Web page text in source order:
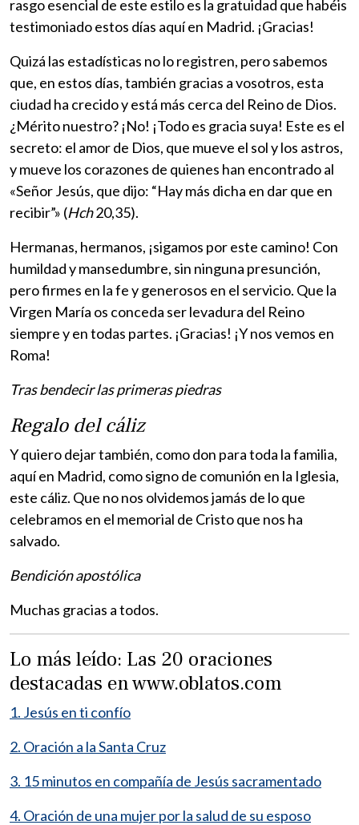
rasgo esencial de este estilo es la gratuidad que habéis
testimoniado estos días aquí en Madrid. ¡Gracias!
Quizá las estadísticas no lo registren, pero sabemos
que, en estos días, también gracias a vosotros, esta
ciudad ha crecido y está más cerca del Reino de Dios.
¿Mérito nuestro? ¡No! ¡Todo es gracia suya! Este es el
secreto: el amor de Dios, que mueve el sol y los astros,
y mueve los corazones de quienes han encontrado al
«Señor Jesús, que dijo: “Hay más dicha en dar que en
recibir”» (Hch20,35).
Hermanas, hermanos, ¡sigamos por este camino! Con
humildad y mansedumbre, sin ninguna presunción,
pero firmes en la fe y generosos en el servicio. Que la
Virgen María os conceda ser levadura del Reino
siempre y en todas partes. ¡Gracias! ¡Y nos vemos en
Roma!
Tras bendecir las primeras piedras
Regalo del cáliz
Y quiero dejar también, como don para toda la familia,
aquí en Madrid, como signo de comunión en la Iglesia,
este cáliz. Que no nos olvidemos jamás de lo que
celebramos en el memorial de Cristo que nos ha
salvado.
Bendición apostólica
Muchas gracias a todos.
Lo más leído: Las 20 oraciones
destacadas en www.oblatos.com
1. Jesús en ti confío
2. Oración a la Santa Cruz
3. 15 minutos en compañía de Jesús sacramentado
4. Oración de una mujer por la salud de su esposo